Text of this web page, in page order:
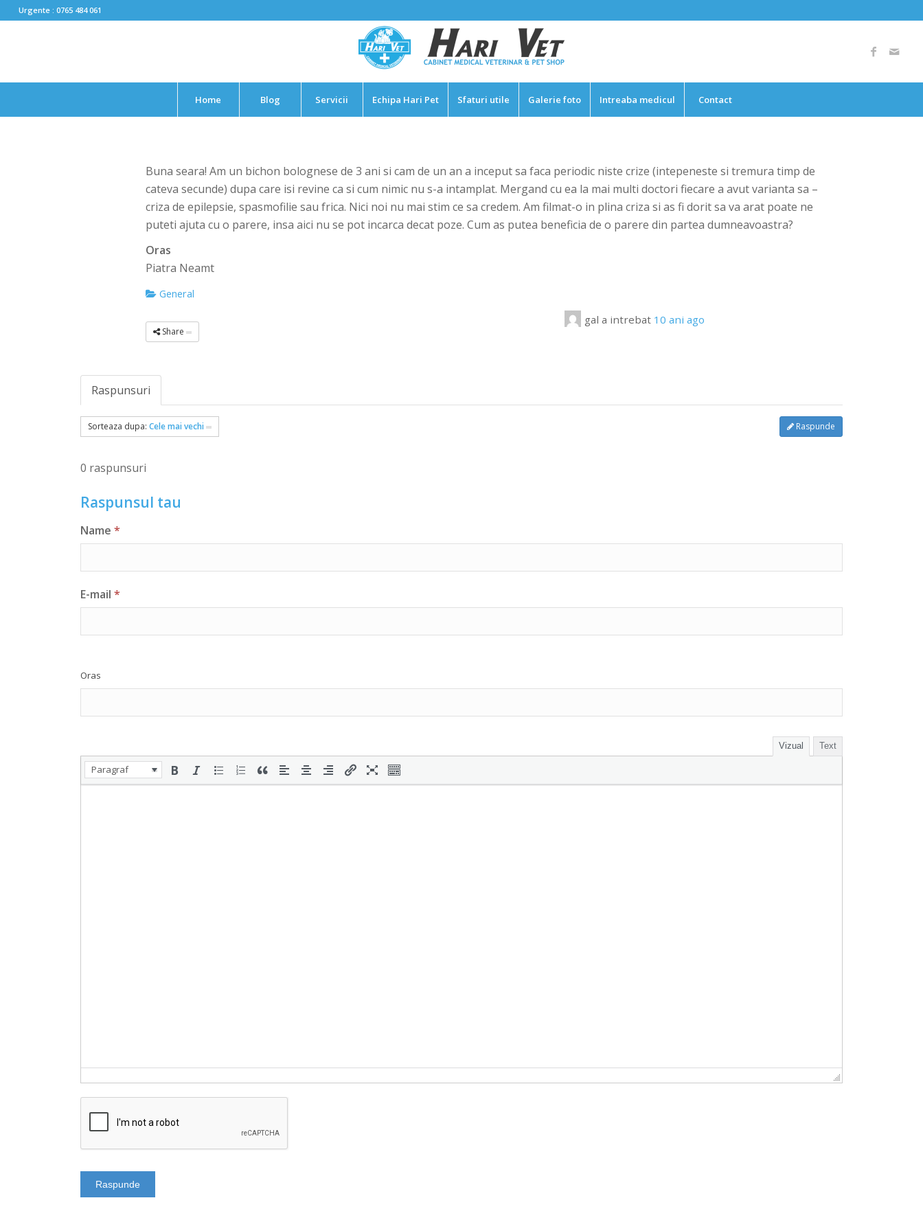
Urgente : 0765 484 061
Home Blog Servicii Echipa Hari Pet Sfaturi utile Galerie foto Intreaba medicul Contact
Buna seara! Am un bichon bolognese de 3 ani si cam de un an a inceput sa faca periodic niste crize (intepeneste si tremura timp de
cateva secunde) dupa care isi revine ca si cum nimic nu s-a intamplat. Mergand cu ea la mai multi doctori fiecare a avut varianta sa –
criza de epilepsie, spasmofilie sau frica. Nici noi nu mai stim ce sa credem. Am filmat-o in plina criza si as fi dorit sa va arat poate ne
puteti ajuta cu o parere, insa aici nu se pot incarca decat poze. Cum as putea beneficia de o parere din partea dumneavoastra?
Oras
Piatra Neamt
General
Share
gal a intrebat 10 ani ago
Raspunsuri
Sorteaza dupa:Cele mai vechi Raspunde
0 raspunsuri
Raspunsul tau
Name *
E-mail *
Oras
Vizual Text
Paragraf